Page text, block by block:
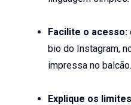
Facilite o acesso:
bio do Instagram,
impressa no balcão.
Explique os